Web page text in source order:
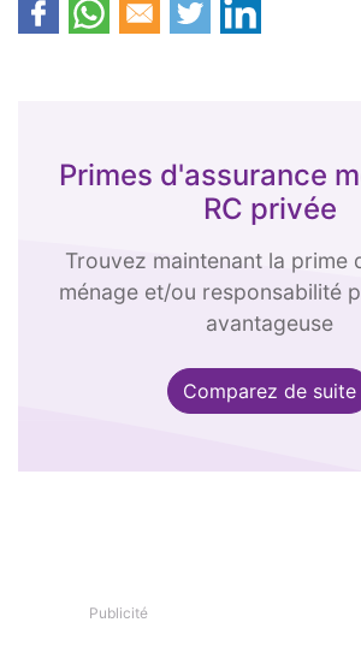
Primes d'assurance
RC privée
Trouvez maintenant la prime
ménage et/ou responsabilité
avantageuse
Comparez de suite
Publicité